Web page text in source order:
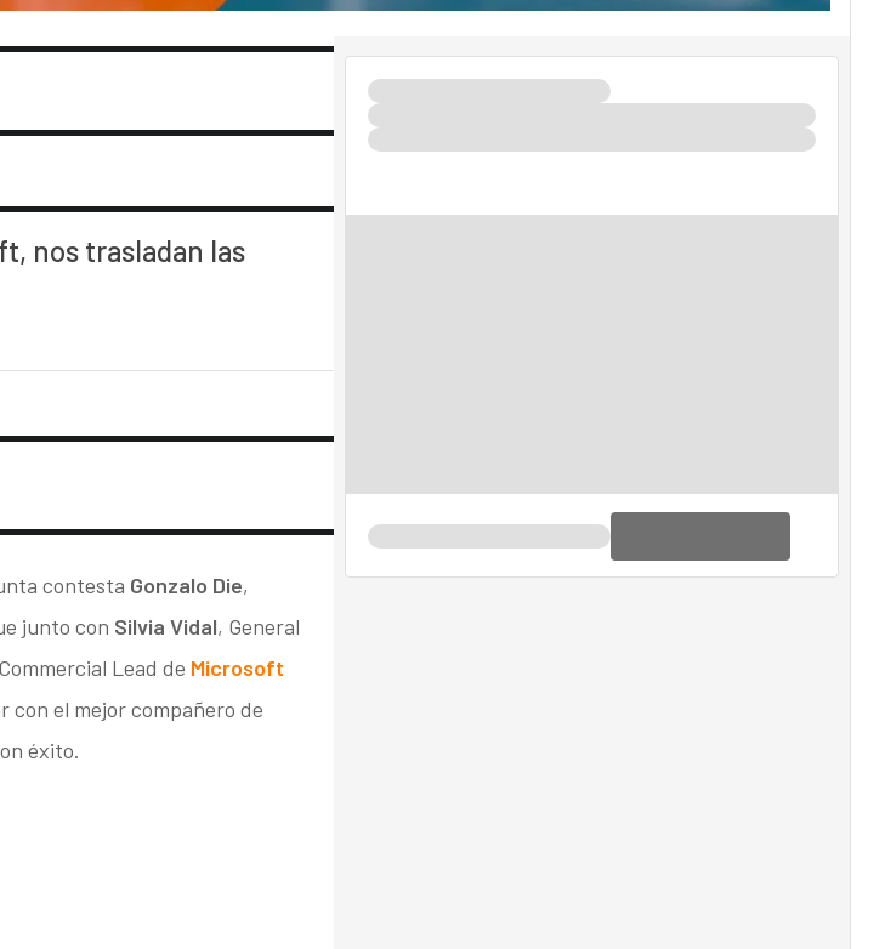
nos trasladan las
contesta Gonzalo Die,
junto con Silvia Vidal, General
Lead de Microsoft
con el mejor compañero de
éxito.